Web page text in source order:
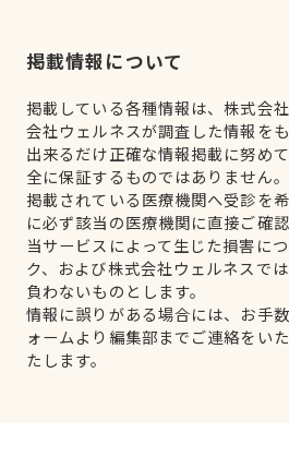
掲載情報について
掲載している各種情報は、株式会
会社ウェルネスが調査した情報をも
出来るだけ正確な情報掲載に努め
全に保証するものではありません。
掲載されている医療機関へ受診を
に必ず該当の医療機関に直接ご確認
当サービスによって生じた損害に
ク、および株式会社ウェルネスで
負わないものとします。
情報に誤りがある場合には、お手
ォームより編集部までご連絡をい
たします。